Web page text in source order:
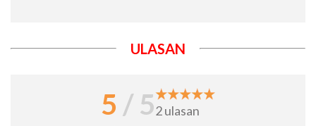
ULASAN
5 / 52ulasan